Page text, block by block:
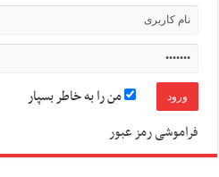
من را به خاطر بسپار
فراموشی رمز عبور